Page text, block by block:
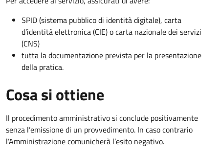
SPID (sistema pubblico di identità digitale), carta
d’identità elettronica (CIE) o carta nazionale dei servizi
(CNS)
tutta la documentazione prevista per la presentazione
della pratica.
Cosa si ottiene
Il procedimento amministrativo si conclude positivamente
senza l’emissione di un provvedimento. In caso contrario
l’Amministrazione comunicherà l’esito negativo.